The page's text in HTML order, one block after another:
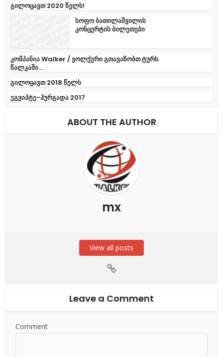
გილოცავთ 2020 წელს!
სოფო ბათილაშვილის
კონცერტის ბილეთები
კომპანია Walker / ვოლქერი გთავაზობთ ტურს
წალკაში...
გილოცავთ 2018 წელს
ეგვიპტე-ჰურგადა 2017
ABOUT THE AUTHOR
mx
View all posts
Leave a Comment
Comment